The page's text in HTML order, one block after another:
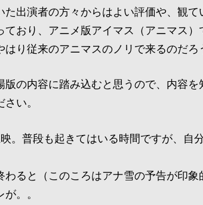
た出演者の方々からはよい評価や、観
ており、アニメ版アイマス（アニマス
はり従来のアニマスのノリで来るのだろ
版の内容に踏み込むと思うので、内容
い。
。普段も起きてはいる時間ですが、自
わると（このころはアナ雪の予告が印
。。